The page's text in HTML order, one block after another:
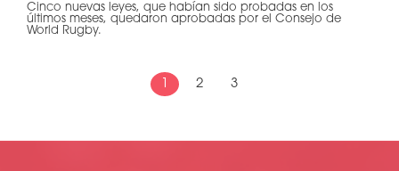
Cinco nuevas leyes, que habían sido probadas en los
últimos meses, quedaron aprobadas por el Consejo de
World Rugby.
2 3